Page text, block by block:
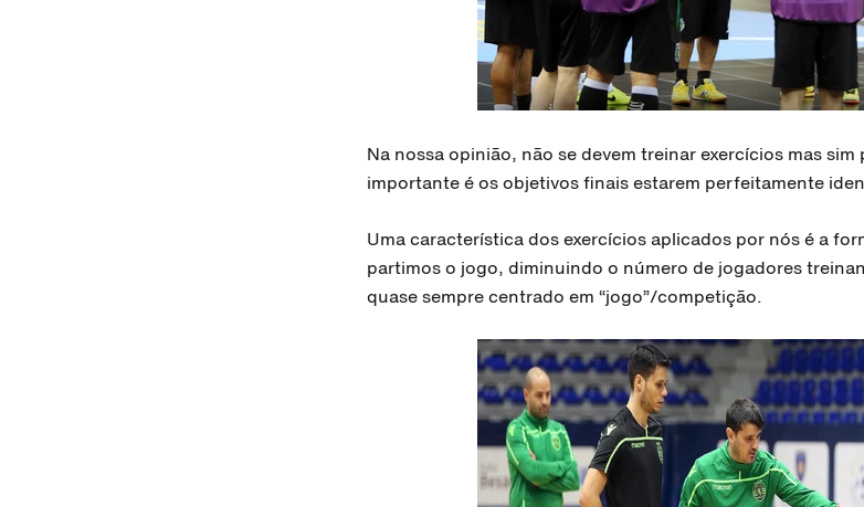
Na nossa opinião, não se devem treinar exercícios mas
importante é os objetivos finais estarem perfeitamente
Uma característica dos exercícios aplicados por nós é a
partimos o jogo, diminuindo o número de jogadores
quase sempre centrado em “jogo”/competição.